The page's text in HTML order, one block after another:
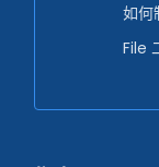
如何
File